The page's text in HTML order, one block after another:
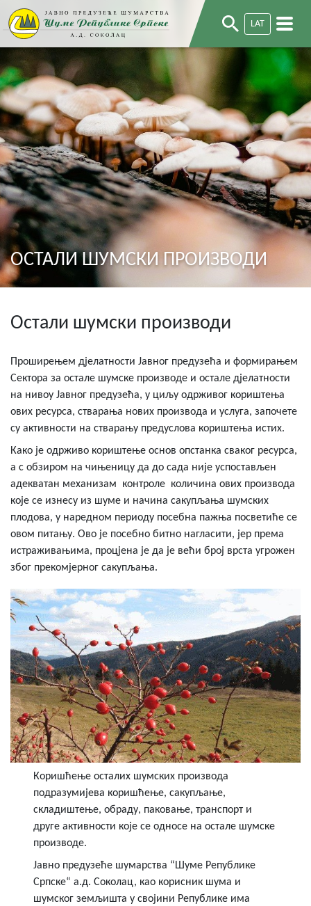
LAT
ОСТАЛИ ШУМСКИ ПРОИЗВОДИ
Остали шумски производи
Проширењем дјелатности Јавног предузећа и формирањем
Сектора за остале шумске производе и остале дјелатности
на нивоу Јавног предузећа, у циљу одрживог кориштења
ових ресурса, стварања нових производа и услуга, започете
су активности на стварању предуслова кориштења истих.
Како је одрживо кориштење основ опстанка сваког ресурса,
а с обзиром на чињеницу да до сада није успостављен
адекватан механизам контроле количина ових производа
које се изнесу из шуме и начина сакупљања шумских
плодова, у наредном периоду посебна пажња посветиће се
овом питању. Ово је посебно битно нагласити, јер према
истраживањима, процјена је да је већи број врста угрожен
због прекомјерног сакупљања.
Коришћење осталих шумских производа
подразумијева коришћење, сакупљање,
складиштење, обраду, паковање, транспорт и
друге активности које се односе на остале шумске
производе.
Јавно предузеће шумарства “Шуме Републике
Српске“ а.д. Соколац, као корисник шума и
шумског земљишта у својини Републике има